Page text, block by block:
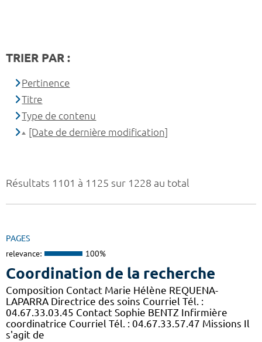
Résultats 1101 à 1125 sur 1228 au total
PAGES
relevance: 100%
Coordination de la recherche
Composition Contact Marie Hélène REQUENA-
LAPARRA Directrice des soins Courriel Tél. :
04.67.33.03.45 Contact Sophie BENTZ Infirmière
coordinatrice Courriel Tél. : 04.67.33.57.47 Missions Il
s'agit de
TRIER PAR :
Pertinence
Titre
Type de contenu
[Date de dernière modification]